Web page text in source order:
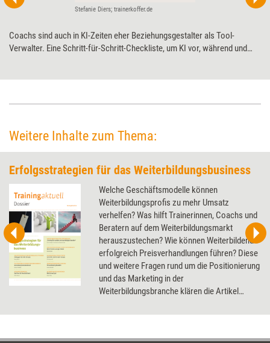
Stefanie Diers; trainerkoffer.de
Coachs sind auch in KI-Zeiten eher Beziehungsgestalter als Tool-
Verwalter. Eine Schritt-für-Schritt-Checkliste, um KI vor, während und
Weitere Inhalte zum Thema:
Erfolgsstrategien für das Weiterbildungsbusiness
Welche Geschäftsmodelle können
Weiterbildungsprofis zu mehr Umsatz
verhelfen? Was hilft Trainerinnen, Coachs und
Beratern auf dem Weiterbildungsmarkt
herauszustechen? Wie können Weiterbildende
erfolgreich Preisverhandlungen führen? Diese
und weitere Fragen rund um die Positionierung
und das Marketing in der
Weiterbildungsbranche klären die Artikel